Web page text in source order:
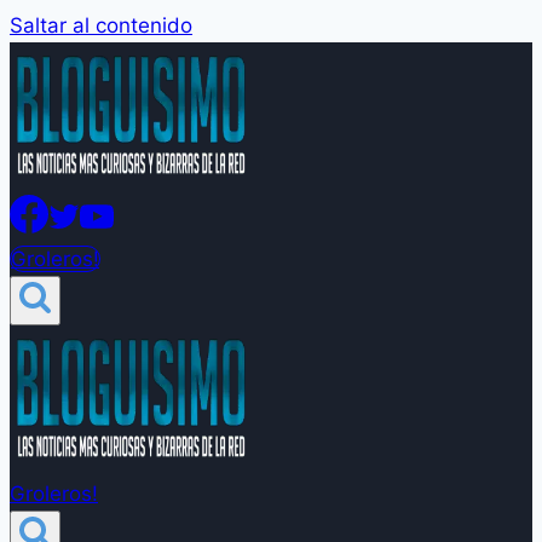
Saltar al contenido
Groleros!
Groleros!